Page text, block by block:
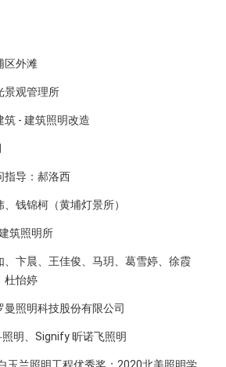
区外滩
景观管理所
- 建筑照明改造
指导：郝洛西
钱锦柯（黄埔灯景所）
筑照明所
、卞晨、王佳俊、马玥、葛雪婷、徐霞
杜怡婷
照明科技股份有限公司
照明、Signify 昕诺飞照明